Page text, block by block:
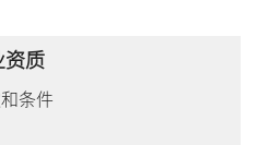
资质
条件